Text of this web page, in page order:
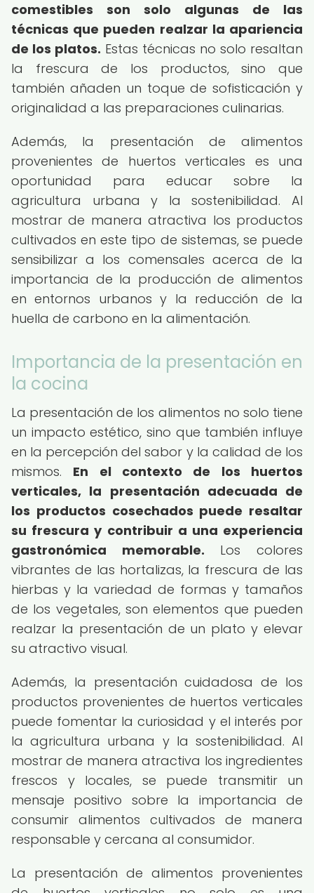
comestibles son solo algunas de las
técnicas que pueden realzar la apariencia
de los platos. Estas técnicas no solo resaltan
la frescura de los productos, sino que
también añaden un toque de sofisticación y
originalidad a las preparaciones culinarias.
Además, la presentación de alimentos
provenientes de huertos verticales es una
oportunidad para educar sobre la
agricultura urbana y la sostenibilidad. Al
mostrar de manera atractiva los productos
cultivados en este tipo de sistemas, se puede
sensibilizar a los comensales acerca de la
importancia de la producción de alimentos
en entornos urbanos y la reducción de la
huella de carbono en la alimentación.
Importancia de la presentación en
la cocina
La presentación de los alimentos no solo tiene
un impacto estético, sino que también influye
en la percepción del sabor y la calidad de los
mismos. En el contexto de los huertos
verticales, la presentación adecuada de
los productos cosechados puede resaltar
su frescura y contribuir a una experiencia
gastronómica memorable. Los colores
vibrantes de las hortalizas, la frescura de las
hierbas y la variedad de formas y tamaños
de los vegetales, son elementos que pueden
realzar la presentación de un plato y elevar
su atractivo visual.
Además, la presentación cuidadosa de los
productos provenientes de huertos verticales
puede fomentar la curiosidad y el interés por
la agricultura urbana y la sostenibilidad. Al
mostrar de manera atractiva los ingredientes
frescos y locales, se puede transmitir un
mensaje positivo sobre la importancia de
consumir alimentos cultivados de manera
responsable y cercana al consumidor.
La presentación de alimentos provenientes